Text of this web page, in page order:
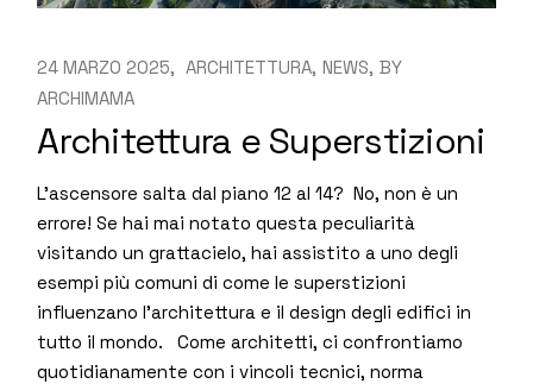
24 MARZO 2025 ARCHITETTURA NEWS BY
ARCHIMAMA
Architettura e Superstizioni
L’ascensore salta dal piano 12 al 14? No, non è un
errore! Se hai mai notato questa peculiarità
visitando un grattacielo, hai assistito a uno degli
esempi più comuni di come le superstizioni
influenzano l’architettura e il design degli edifici in
tutto il mondo. Come architetti, ci confrontiamo
quotidianamente con i vincoli tecnici, norma